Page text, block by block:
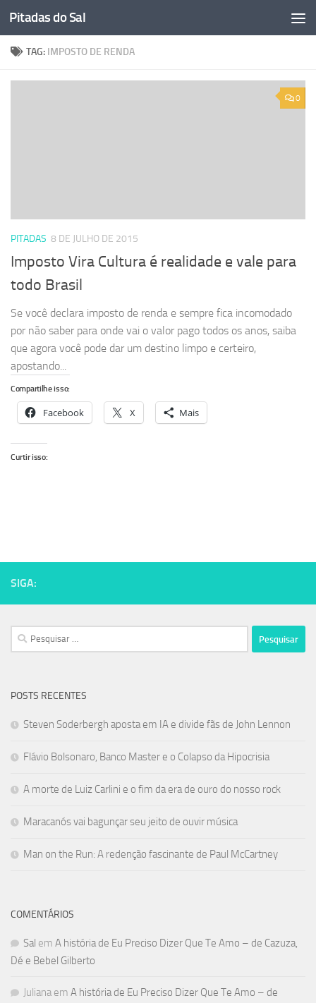
Skip to content
Pitadas do Sal
TAG: IMPOSTO DE RENDA
0
PITADAS 8 DE JULHO DE 2015
Imposto Vira Cultura é realidade e vale para
todo Brasil
Se você declara imposto de renda e sempre fica incomodado
por não saber para onde vai o valor pago todos os anos, saiba
que agora você pode dar um destino limpo e certeiro,
apostando...
Compartilhe isso:
Facebook X Mais
Curtir isso:
SIGA:
Pesquisar
por:
POSTS RECENTES
Steven Soderbergh aposta em IA e divide fãs de John Lennon
Flávio Bolsonaro, Banco Master e o Colapso da Hipocrisia
A morte de Luiz Carlini e o fim da era de ouro do nosso rock
Maracanós vai bagunçar seu jeito de ouvir música
Man on the Run: A redenção fascinante de Paul McCartney
COMENTÁRIOS
Sal em A história de Eu Preciso Dizer Que Te Amo – de Cazuza,
Dé e Bebel Gilberto
Juliana em A história de Eu Preciso Dizer Que Te Amo – de